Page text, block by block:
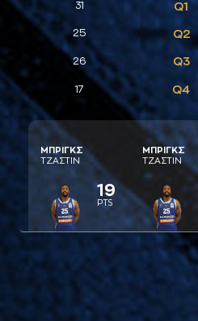
31 Q1
25 Q2
26 Q3
17 Q4
ΜΠΡΙΓΚΣ
ΤΖAΣΤΙΝ
19
PTS
ΜΠΡΙΓΚΣ
ΤΖAΣΤΙΝ